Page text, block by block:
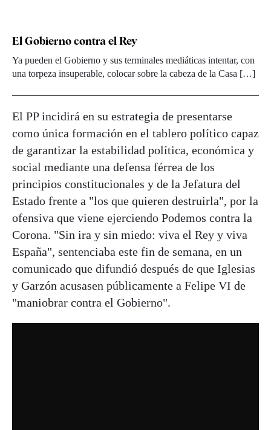
El Gobierno contra el Rey
Ya pueden el Gobierno y sus terminales mediáticas intentar, con
una torpeza insuperable, colocar sobre la cabeza de la Casa […]
El PP incidirá en su estrategia de presentarse
como única formación en el tablero político capaz
de garantizar la estabilidad política, económica y
social mediante una defensa férrea de los
principios constitucionales y de la Jefatura del
Estado frente a "los que quieren destruirla", por la
ofensiva que viene ejerciendo Podemos contra la
Corona. "Sin ira y sin miedo: viva el Rey y viva
España", sentenciaba este fin de semana, en un
comunicado que difundió después de que Iglesias
y Garzón acusasen públicamente a Felipe VI de
"maniobrar contra el Gobierno".